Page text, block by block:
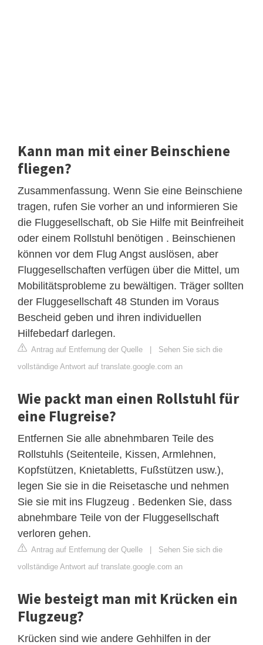
Kann man mit einer Beinschiene
fliegen?
Zusammenfassung. Wenn Sie eine Beinschiene
tragen, rufen Sie vorher an und informieren Sie
die Fluggesellschaft, ob Sie Hilfe mit Beinfreiheit
oder einem Rollstuhl benötigen . Beinschienen
können vor dem Flug Angst auslösen, aber
Fluggesellschaften verfügen über die Mittel, um
Mobilitätsprobleme zu bewältigen. Träger sollten
der Fluggesellschaft 48 Stunden im Voraus
Bescheid geben und ihren individuellen
Hilfebedarf darlegen.
Antrag auf Entfernung der Quelle | Sehen Sie sich die
vollständige Antwort auf translate.google.com an
Wie packt man einen Rollstuhl für
eine Flugreise?
Entfernen Sie alle abnehmbaren Teile des
Rollstuhls (Seitenteile, Kissen, Armlehnen,
Kopfstützen, Knietabletts, Fußstützen usw.),
legen Sie sie in die Reisetasche und nehmen
Sie sie mit ins Flugzeug . Bedenken Sie, dass
abnehmbare Teile von der Fluggesellschaft
verloren gehen.
Antrag auf Entfernung der Quelle | Sehen Sie sich die
vollständige Antwort auf translate.google.com an
Wie besteigt man mit Krücken ein
Flugzeug?
Krücken sind wie andere Gehhilfen in der